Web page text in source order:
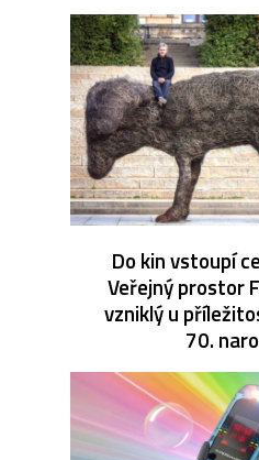
Do kin vstoupí
Veřejný prostor
vzniklý u
70.